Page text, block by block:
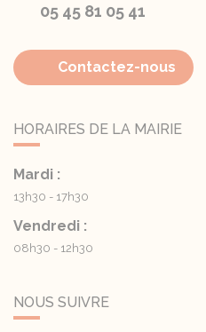
05 45 81 05 41
Contactez-nous
HORAIRES DE LA MAIRIE
Mardi :
13h30 - 17h30
Vendredi :
08h30 - 12h30
NOUS SUIVRE